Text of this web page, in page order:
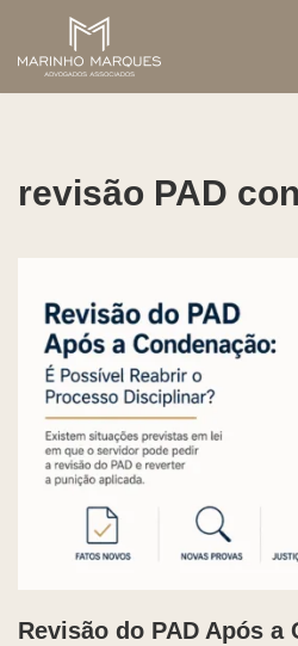
Pular
para
revisão PAD
Revisão do PAD Após a